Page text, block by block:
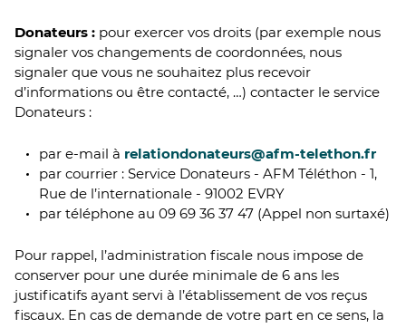
Donateurs : pour exercer vos droits (par exemple nous
signaler vos changements de coordonnées, nous
signaler que vous ne souhaitez plus recevoir
d’informations ou être contacté, …) contacter le service
Donateurs :
par e-mail à relationdonateurs@afm-telethon.fr
par courrier : Service Donateurs - AFM Téléthon - 1,
Rue de l’internationale - 91002 EVRY
par téléphone au 09 69 36 37 47 (Appel non surtaxé)
Pour rappel, l’administration fiscale nous impose de
conserver pour une durée minimale de 6 ans les
justificatifs ayant servi à l’établissement de vos reçus
fiscaux. En cas de demande de votre part en ce sens, la